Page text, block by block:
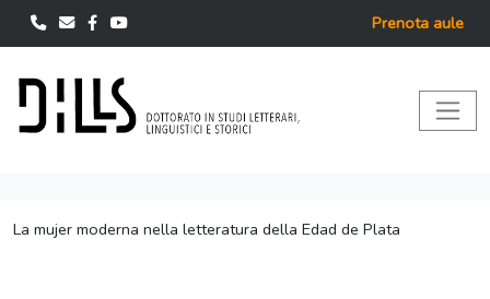
Prenota aule
La mujer moderna nella letteratura della Edad de Plata